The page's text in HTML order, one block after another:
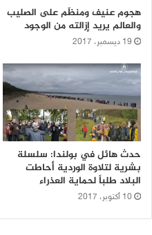
هجوم عنيف ومنظّم على الصليب
والعالم يريد إزالته من الوجود
19 ديسمبر، 2017
حدث هائل في بولندا: سلسلة
بشرية لتلاوة الوردية أحاطت
البلاد طلباً لحماية العذراء
10 أكتوبر، 2017